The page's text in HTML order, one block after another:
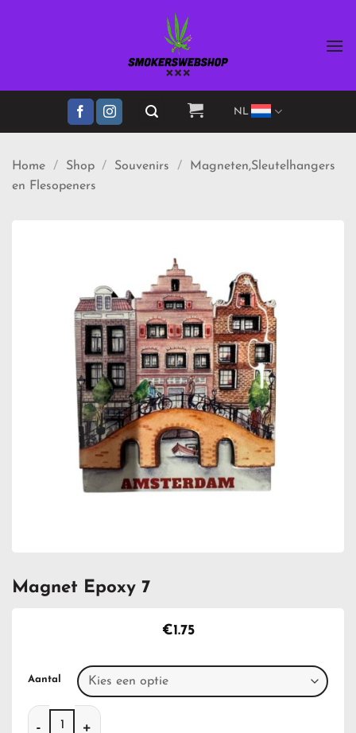
NL
Home / Shop / Souvenirs /
Magneten,Sleutelhangers
en Flesopeners
Magnet Epoxy 7
€1.75
Aantal
Magnet Epoxy 7 aantal